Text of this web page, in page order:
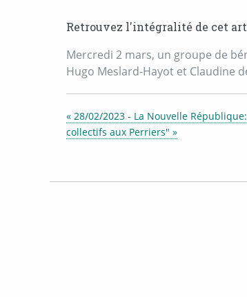
Retrouvez l'intégralité de cet
Mercredi 2 mars, un groupe de
Hugo Meslard-Hayot et Claudine
« 28/02/2023 - La Nouvelle
collectifs aux Perriers" »